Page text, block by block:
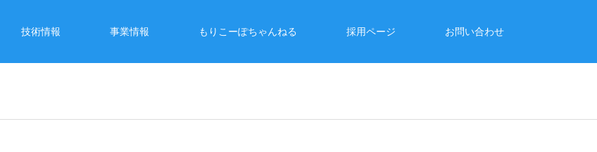
技術情報 事業情報 もりこーぽちゃんねる 採用ページ お問い合わせ